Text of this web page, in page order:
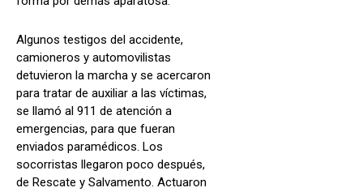
Algunos testigos del accidente,
camioneros y automovilistas
detuvieron la marcha y se acercaron
para tratar de auxiliar a las víctimas,
se llamó al 911 de atención a
emergencias, para que fueran
enviados paramédicos. Los
socorristas llegaron poco después,
de Rescate y Salvamento. Actuaron